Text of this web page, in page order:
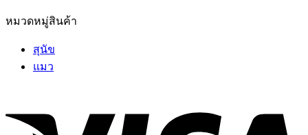
หมวดหมู่สินค้า
สุนัข
แมว